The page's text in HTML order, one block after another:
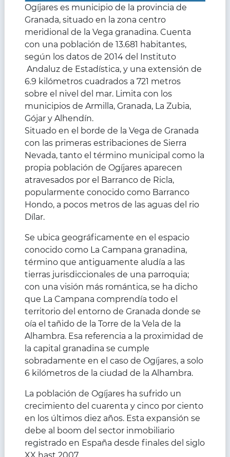
Ogíjares es municipio de la provincia de
Granada, situado en la zona centro
meridional de la Vega granadina. Cuenta
con una población de 13.681 habitantes,
según los datos de 2014 del Instituto
Andaluz de Estadística, y una extensión de
6.9 kilómetros cuadrados a 721 metros
sobre el nivel del mar. Limita con los
municipios de Armilla, Granada, La Zubia,
Gójar y Alhendín.
Situado en el borde de la Vega de Granada
con las primeras estribaciones de Sierra
Nevada, tanto el término municipal como la
propia población de Ogíjares aparecen
atravesados por el Barranco de Ricla,
popularmente conocido como Barranco
Hondo, a pocos metros de las aguas del rio
Dílar.
Se ubica geográficamente en el espacio
conocido como La Campana granadina,
término que antiguamente aludía a las
tierras jurisdiccionales de una parroquia;
con una visión más romántica, se ha dicho
que La Campana comprendía todo el
territorio del entorno de Granada donde se
oía el tañido de la Torre de la Vela de la
Alhambra. Esa referencia a la proximidad de
la capital granadina se cumple
sobradamente en el caso de Ogíjares, a solo
6 kilómetros de la ciudad de la Alhambra.
La población de Ogíjares ha sufrido un
crecimiento del cuarenta y cinco por ciento
en los últimos diez años. Esta expansión se
debe al boom del sector inmobiliario
registrado en España desde finales del siglo